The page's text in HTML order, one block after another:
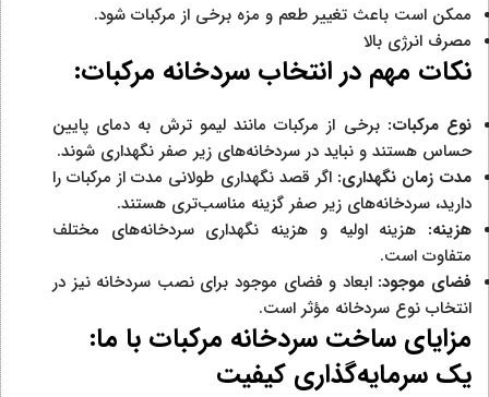
ممکن است باعث تغییر طعم و مزه برخی از مرکبات شود.
مصرف انرژی بالا
نکات مهم در انتخاب سردخانه مرکبات:
نوع مرکبات: برخی از مرکبات مانند لیمو ترش به دمای پایین
حساس هستند و نباید در سردخانه‌های زیر صفر نگهداری شوند.
مدت زمان نگهداری: اگر قصد نگهداری طولانی مدت از مرکبات را
دارید، سردخانه‌های زیر صفر گزینه مناسب‌تری هستند.
هزینه: هزینه اولیه و هزینه نگهداری سردخانه‌های مختلف
متفاوت است.
فضای موجود: ابعاد و فضای موجود برای نصب سردخانه نیز در
انتخاب نوع سردخانه مؤثر است.
مزایای ساخت سردخانه مرکبات با ما:
یک سرمایه‌گذاری کیفیت